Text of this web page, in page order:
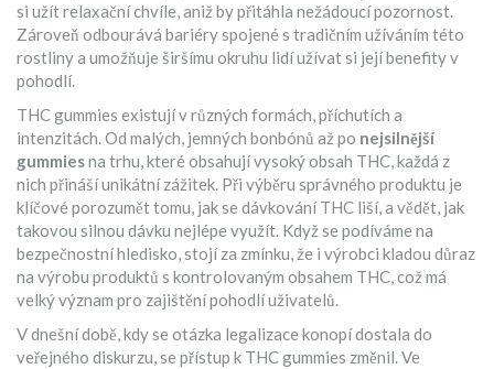
si užít relaxační chvíle, aniž by přitáhla nežádoucí pozornost.
Zároveň odbourává bariéry spojené s tradičním užíváním této
rostliny a umožňuje širšímu okruhu lidí užívat si její benefity v
pohodlí.
THC gummies existují v různých formách, příchutích a
intenzitách. Od malých, jemných bonbónů až po nejsilnější
gummiesna trhu, které obsahují vysoký obsah THC, každá z
nich přináší unikátní zážitek. Při výběru správného produktu je
klíčové porozumět tomu, jak se dávkování THC liší, a vědět, jak
takovou silnou dávku nejlépe využít. Když se podíváme na
bezpečnostní hledisko, stojí za zmínku, že i výrobci kladou důraz
na výrobu produktů s kontrolovaným obsahem THC, což má
velký význam pro zajištění pohodlí uživatelů.
V dnešní době, kdy se otázka legalizace konopí dostala do
veřejného diskurzu, se přístup k THC gummies změnil. Ve